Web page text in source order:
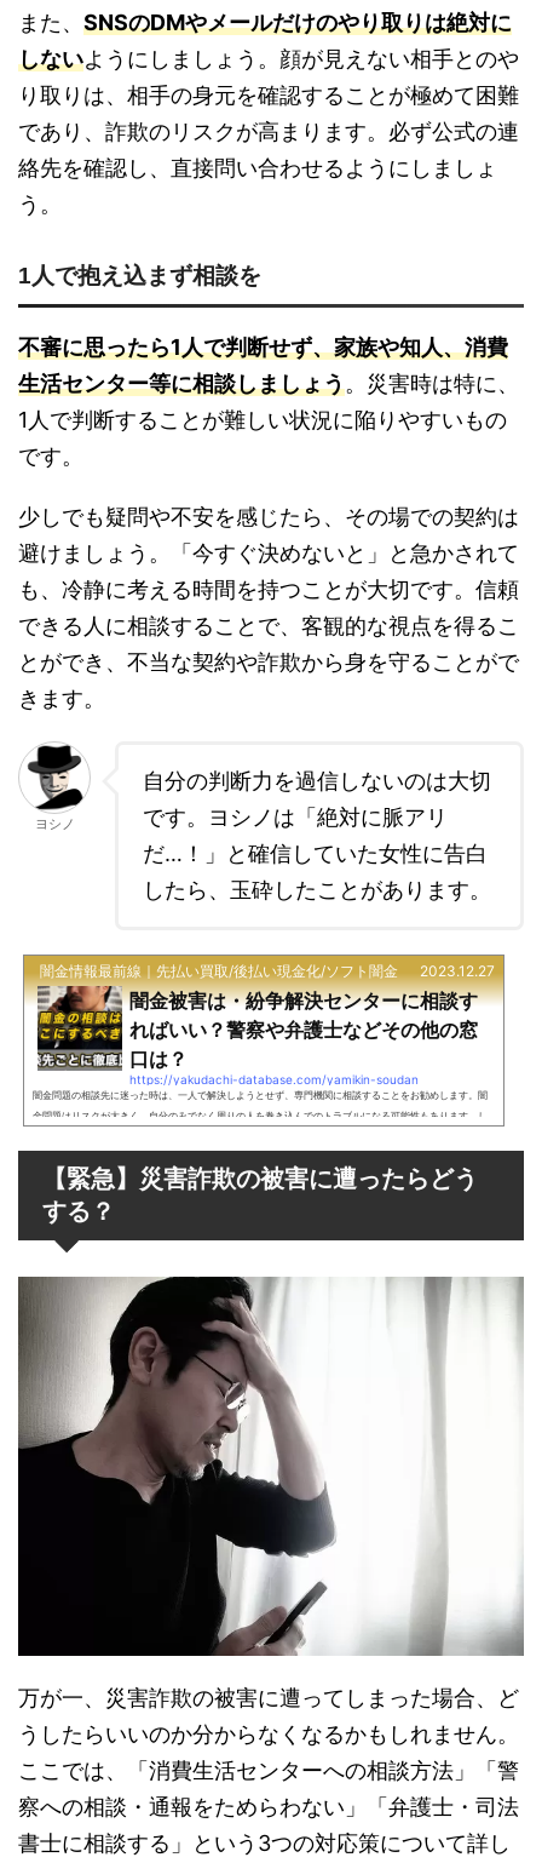
また、 SNSのDMやメールだけのやり取りは絶対に
しないようにしましょう。顔が見えない相手とのや
り取りは、相手の身元を確認することが極めて困難
であり、詐欺のリスクが高まります。必ず公式の連
絡先を確認し、直接問い合わせるようにしましょ
う。
1人で抱え込まず相談を
不審に思ったら1人で判断せず、家族や知人、消費
生活センター等に相談しましょう。災害時は特に、
1人で判断することが難しい状況に陥りやすいもの
です。
少しでも疑問や不安を感じたら、その場での契約は
避けましょう。「今すぐ決めないと」と急かされて
も、冷静に考える時間を持つことが大切です。信頼
できる人に相談することで、客観的な視点を得るこ
とができ、不当な契約や詐欺から身を守ることがで
きます。
ヨシノ
自分の判断力を過信しないのは大切
です。ヨシノは「絶対に脈アリ
だ…！」と確信していた女性に告白
したら、玉砕したことがあります。
闇金情報最前線｜先払い買取/後払い現金化/ソフト闇金 2023.12.27
闇金被害は・紛争解決センターに相談す
ればいい？警察や弁護士などその他の窓
口は？
https://yakudachi-database.com/yamikin-soudan
闇金問題の相談先に迷った時は、一人で解決しようとせず、専門機関に相談することをお勧めします。闇
金問題はリスクが大きく、自分のみでなく周りの人を巻き込んでのトラブルになる可能性もあります。し
ンターでは、借金に関するあらゆる相談を受け付けており、解決に向けたアドバイスがもらえるでしょ
【緊急】災害詐欺の被害に遭ったらどう
する？
万が一、災害詐欺の被害に遭ってしまった場合、ど
うしたらいいのか分からなくなるかもしれません。
ここでは、「消費生活センターへの相談方法」「警
察への相談・通報をためらわない」「弁護士・司法
書士に相談する」という3つの対応策について詳し